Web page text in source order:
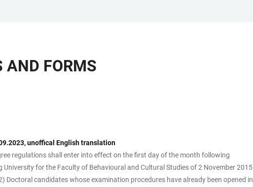
AND FORMS
unoffical English translation
regulations shall enter into effect on the first day of the month following
for the Faculty of Behavioural and Cultural Studies of 2 November 2015
Doctoral candidates whose examination procedures have already been opened in